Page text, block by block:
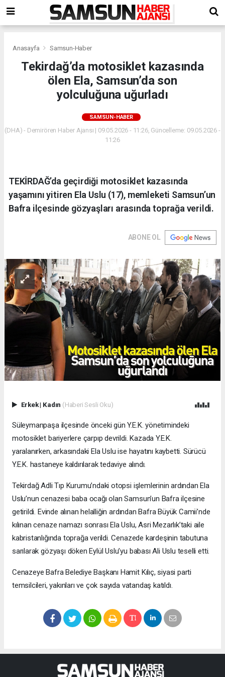
Anasayfa Samsun-Haber
Tekirdağ’da motosiklet kazasında
ölen Ela, Samsun’da son
yolculuğuna uğurladı
SAMSUN-HABER
(DHA) - Demirören Haber Ajansı | 09.05.2026 - 11:26, Güncelleme: 09.05.2026 -
11:26
TEKİRDAĞ’da geçirdiği motosiklet kazasında
yaşamını yitiren Ela Uslu (17), memleketi Samsun’un
Bafra ilçesinde gözyaşları arasında toprağa verildi.
ABONE OL
Erkek| Kadın (Haberi Sesli Oku)
Süleymanpaşa ilçesinde önceki gün Y.E.K. yönetimindeki
motosiklet bariyerlere çarpıp devrildi. Kazada Y.E.K.
yaralanırken, arkasındaki Ela Uslu ise hayatını kaybetti. Sürücü
Y.E.K. hastaneye kaldırılarak tedaviye alındı.
Tekirdağ Adli Tıp Kurumu’ndaki otopsi işlemlerinin ardından Ela
Uslu’nun cenazesi baba ocağı olan Samsun’un Bafra ilçesine
getirildi. Evinde alınan helalliğin ardından Bafra Büyük Camii’nde
kılınan cenaze namazı sonrası Ela Uslu, Asri Mezarlık’taki aile
kabristanlığında toprağa verildi. Cenazede kardeşinin tabutuna
sarılarak gözyaşı döken Eylül Uslu’yu babası Ali Uslu teselli etti.
Cenazeye Bafra Belediye Başkanı Hamit Kılıç, siyasi parti
temsilcileri, yakınları ve çok sayıda vatandaş katıldı.